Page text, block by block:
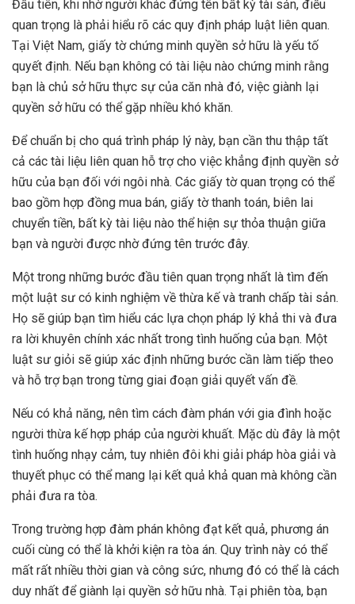
Đầu tiên, khi nhờ người khác đứng tên bất kỳ tài sản, điều
quan trọng là phải hiểu rõ các quy định pháp luật liên quan.
Tại Việt Nam, giấy tờ chứng minh quyền sở hữu là yếu tố
quyết định. Nếu bạn không có tài liệu nào chứng minh rằng
bạn là chủ sở hữu thực sự của căn nhà đó, việc giành lại
quyền sở hữu có thể gặp nhiều khó khăn.
Để chuẩn bị cho quá trình pháp lý này, bạn cần thu thập tất
cả các tài liệu liên quan hỗ trợ cho việc khẳng định quyền sở
hữu của bạn đối với ngôi nhà. Các giấy tờ quan trọng có thể
bao gồm hợp đồng mua bán, giấy tờ thanh toán, biên lai
chuyển tiền, bất kỳ tài liệu nào thể hiện sự thỏa thuận giữa
bạn và người được nhờ đứng tên trước đây.
Một trong những bước đầu tiên quan trọng nhất là tìm đến
một luật sư có kinh nghiệm về thừa kế và tranh chấp tài sản.
Họ sẽ giúp bạn tìm hiểu các lựa chọn pháp lý khả thi và đưa
ra lời khuyên chính xác nhất trong tình huống của bạn. Một
luật sư giỏi sẽ giúp xác định những bước cần làm tiếp theo
và hỗ trợ bạn trong từng giai đoạn giải quyết vấn đề.
Nếu có khả năng, nên tìm cách đàm phán với gia đình hoặc
người thừa kế hợp pháp của người khuất. Mặc dù đây là một
tình huống nhạy cảm, tuy nhiên đôi khi giải pháp hòa giải và
thuyết phục có thể mang lại kết quả khả quan mà không cần
phải đưa ra tòa.
Trong trường hợp đàm phán không đạt kết quả, phương án
cuối cùng có thể là khởi kiện ra tòa án. Quy trình này có thể
mất rất nhiều thời gian và công sức, nhưng đó có thể là cách
duy nhất để giành lại quyền sở hữu nhà. Tại phiên tòa, bạn